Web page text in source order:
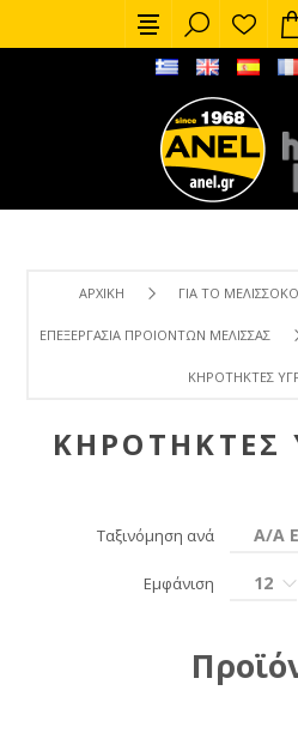
ΑΡΧΙΚΉ ΓΙΑ ΤΟ
ΕΠΕΞΕΡΓΑΣΊΑ ΠΡΟΙΌΝΤΩΝ ΜΈΛΙΣΣΑΣ
ΚΗΡΟΤΉΚΤΕΣ
ΚΗΡΟΤΉΚΤΕΣ
Ταξινόμηση ανά Α/Α
Εμφάνιση 12